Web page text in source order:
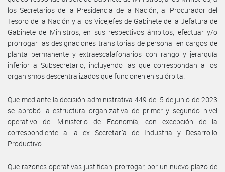
los Secretarios de la Presidencia de la Nación, al Procurador del
Tesoro de la Nación y a los Vicejefes de Gabinete de la Jefatura de
Gabinete de Ministros, en sus respectivos ámbitos, efectuar y/o
prorrogar las designaciones transitorias de personal en cargos de
planta permanente y extraescalafonarios con rango y jerarquía
inferior a Subsecretario, incluyendo las que correspondan a los
organismos descentralizados que funcionen en su órbita.
Que mediante la decisión administrativa 449 del 5 de junio de 2023
se aprobó la estructura organizativa de primer y segundo nivel
operativo del Ministerio de Economía, con excepción de la
correspondiente a la ex Secretaría de Industria y Desarrollo
Productivo.
Que razones operativas justifican prorrogar, por un nuevo plazo de